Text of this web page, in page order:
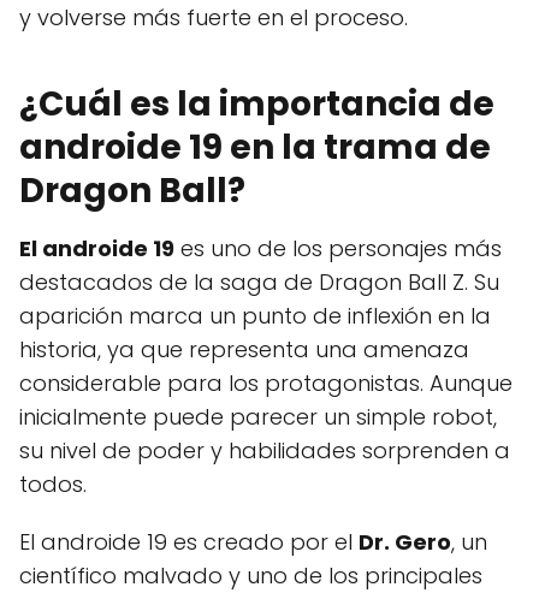
y volverse más fuerte en el proceso.
¿Cuál es la importancia de
androide 19 en la trama de
Dragon Ball?
El androide 19 es uno de los personajes más
destacados de la saga de Dragon Ball Z. Su
aparición marca un punto de inflexión en la
historia, ya que representa una amenaza
considerable para los protagonistas. Aunque
inicialmente puede parecer un simple robot,
su nivel de poder y habilidades sorprenden a
todos.
El androide 19 es creado por el Dr. Gero, un
científico malvado y uno de los principales